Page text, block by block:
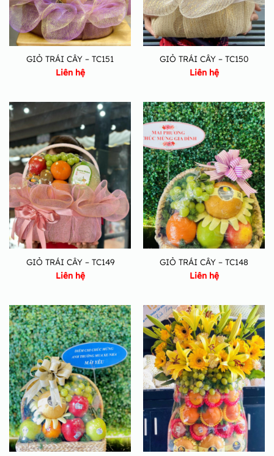
GIỎ TRÁI CÂY – TC151
Liên hệ
GIỎ TRÁI CÂY – TC150
Liên hệ
GIỎ TRÁI CÂY – TC149
Liên hệ
GIỎ TRÁI CÂY – TC148
Liên hệ